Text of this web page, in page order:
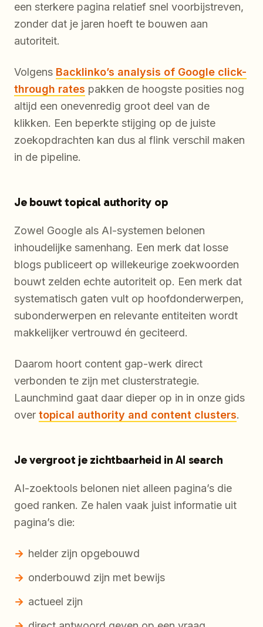
een sterkere pagina relatief snel voorbijstreven,
zonder dat je jaren hoeft te bouwen aan
autoriteit.
Volgens Backlinko’s analysis of Google click-
through rates pakken de hoogste posities nog
altijd een onevenredig groot deel van de
klikken. Een beperkte stijging op de juiste
zoekopdrachten kan dus al flink verschil maken
in de pipeline.
Je bouwt topical authority op
Zowel Google als AI-systemen belonen
inhoudelijke samenhang. Een merk dat losse
blogs publiceert op willekeurige zoekwoorden
bouwt zelden echte autoriteit op. Een merk dat
systematisch gaten vult op hoofdonderwerpen,
subonderwerpen en relevante entiteiten wordt
makkelijker vertrouwd én geciteerd.
Daarom hoort content gap-werk direct
verbonden te zijn met clusterstrategie.
Launchmind gaat daar dieper op in in onze gids
over topical authority and content clusters.
Je vergroot je zichtbaarheid in AI search
AI-zoektools belonen niet alleen pagina’s die
goed ranken. Ze halen vaak juist informatie uit
pagina’s die:
helder zijn opgebouwd
onderbouwd zijn met bewijs
actueel zijn